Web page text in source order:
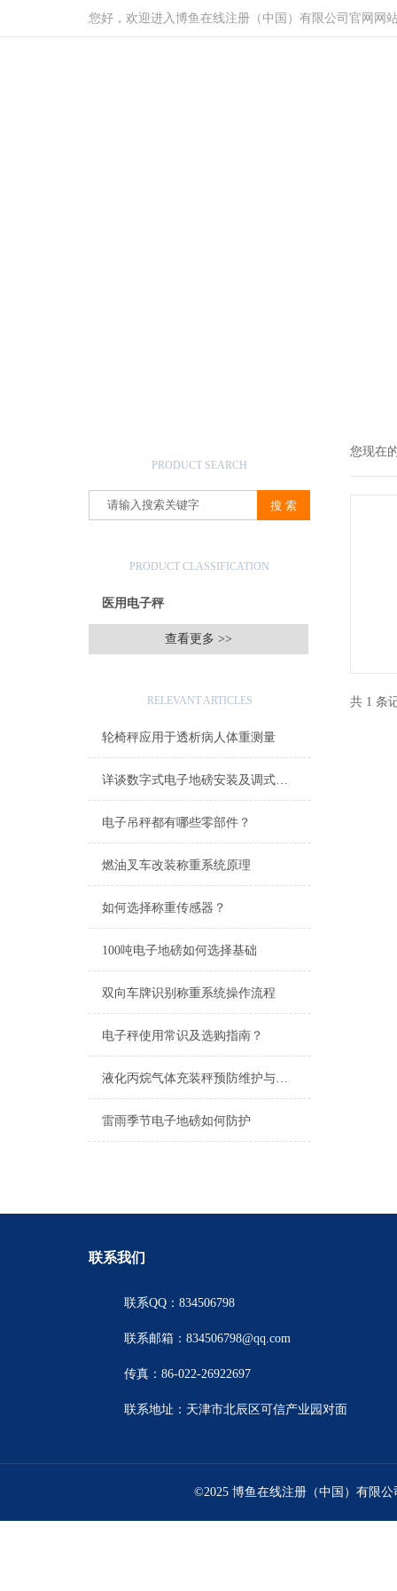
您好，欢迎进入博鱼在线注册（中国）有限公司官网网
PRODUCT SEARCH
PRODUCT CLASSIFICATION
医用电子秤
查看更多 >>
RELEVANT ARTICLES
轮椅秤应用于透析病人体重测量
详谈数字式电子地磅安装及调式方法
电子吊秤都有哪些零部件？
燃油叉车改装称重系统原理
如何选择称重传感器？
100吨电子地磅如何选择基础
双向车牌识别称重系统操作流程
电子秤使用常识及选购指南？
液化丙烷气体充装秤预防维护与校准
雷雨季节电子地磅如何防护
您现在
共 1 条
联系我们
联系QQ：834506798
联系邮箱：834506798@qq.com
传真：86-022-26922697
联系地址：天津市北辰区可信产业园对面
©2025 博鱼在线注册（中国）有限